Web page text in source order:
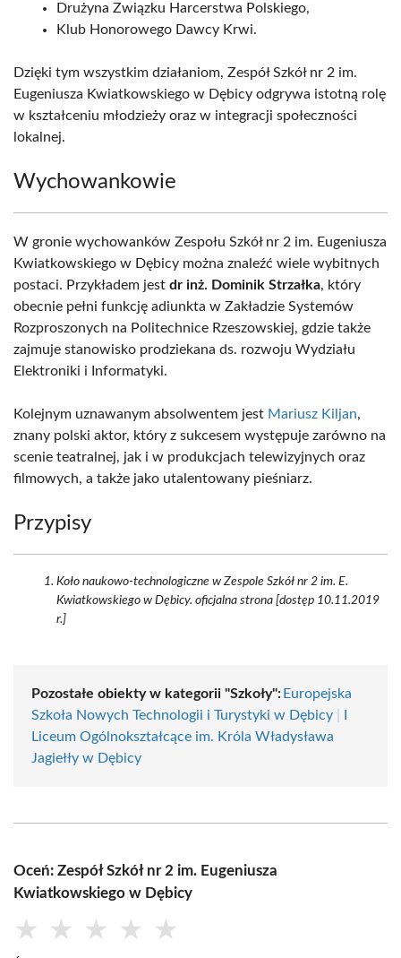
Drużyna Związku Harcerstwa Polskiego,
Klub Honorowego Dawcy Krwi.
Dzięki tym wszystkim działaniom, Zespół Szkół nr 2 im.
Eugeniusza Kwiatkowskiego w Dębicy odgrywa istotną rolę
w kształceniu młodzieży oraz w integracji społeczności
lokalnej.
Wychowankowie
W gronie wychowanków Zespołu Szkół nr 2 im. Eugeniusza
Kwiatkowskiego w Dębicy można znaleźć wiele wybitnych
postaci. Przykładem jest dr inż. Dominik Strzałka, który
obecnie pełni funkcję adiunkta w Zakładzie Systemów
Rozproszonych na Politechnice Rzeszowskiej, gdzie także
zajmuje stanowisko prodziekana ds. rozwoju Wydziału
Elektroniki i Informatyki.
Kolejnym uznawanym absolwentem jest Mariusz Kiljan,
znany polski aktor, który z sukcesem występuje zarówno na
scenie teatralnej, jak i w produkcjach telewizyjnych oraz
filmowych, a także jako utalentowany pieśniarz.
Przypisy
Koło naukowo-technologiczne w Zespole Szkół nr 2 im. E.
Kwiatkowskiego w Dębicy. oficjalna strona [dostęp 10.11.2019
r.]
Pozostałe obiekty w kategorii "Szkoły": Europejska
Szkoła Nowych Technologii i Turystyki w Dębicy
Liceum Ogólnokształcące im. Króla Władysława
Jagiełły w Dębicy
Oceń: Zespół Szkół nr 2 im. Eugeniusza
Kwiatkowskiego w Dębicy
★ ★ ★ ★ ★